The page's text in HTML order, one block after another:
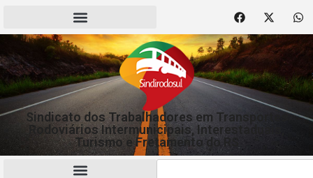
Sindicato dos Trabalhadores em Transportes
Rodoviários Intermunicipais, Interestaduais,
Turismo e Fretamento do RS